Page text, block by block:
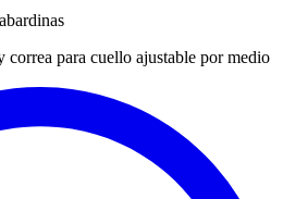
para cuello ajustable por medio